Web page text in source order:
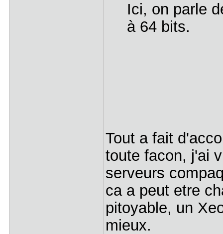
Ici, on parle
à 64 bits.
Tout a fait
toute facon, j'ai
serveurs
ca a peut etre
pitoyable, un
mieux.